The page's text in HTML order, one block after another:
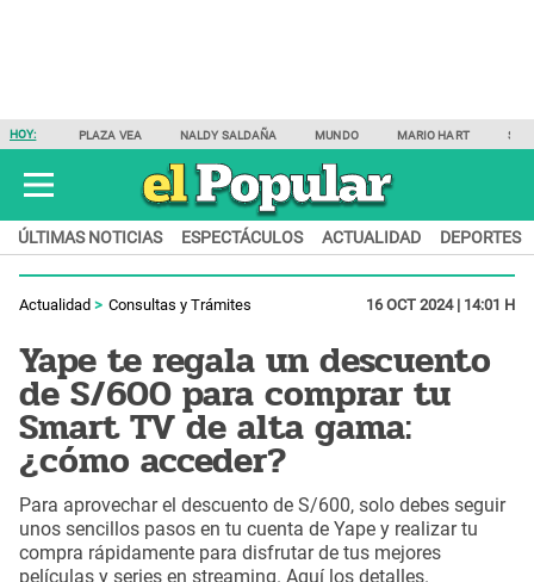
HOY: PLAZA VEA NALDY SALDAÑA MUNDO MARIO HART
ÚLTIMAS NOTICIAS ESPECTÁCULOS ACTUALIDAD DEPORTES
Actualidad Consultas y Trámites 16 OCT 2024 | 14:01 H
Yape te regala un descuento
de S/600 para comprar tu
Smart TV de alta gama:
¿cómo acceder?
Para aprovechar el descuento de S/600, solo debes seguir
unos sencillos pasos en tu cuenta de Yape y realizar tu
compra rápidamente para disfrutar de tus mejores
películas y series en streaming. Aquí los detalles.